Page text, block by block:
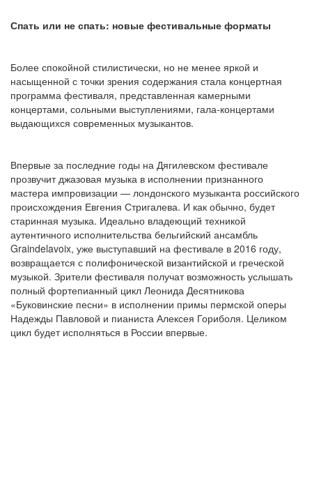
Спать или не спать: новые фестивальные форматы
Более спокойной стилистически, но не менее яркой и
насыщенной с точки зрения содержания стала концертная
программа фестиваля, представленная камерными
концертами, сольными выступлениями, гала-концертами
выдающихся современных музыкантов.
Впервые за последние годы на Дягилевском фестивале
прозвучит джазовая музыка в исполнении признанного
мастера импровизации — лондонского музыканта российского
происхождения Евгения Стригалева. И как обычно, будет
старинная музыка. Идеально владеющий техникой
аутентичного исполнительства бельгийский ансамбль
Graindelavoix, уже выступавший на фестивале в 2016 году,
возвращается с полифонической византийской и греческой
музыкой. Зрители фестиваля получат возможность услышать
полный фортепианный цикл Леонида Десятникова
«Буковинские песни» в исполнении примы пермской оперы
Надежды Павловой и пианиста Алексея Гориболя. Целиком
цикл будет исполняться в России впервые.